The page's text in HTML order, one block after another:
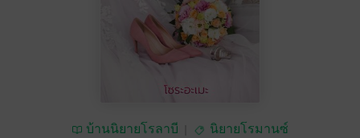
บ้านนิยายโรลาบี นิยายโรมานซ์